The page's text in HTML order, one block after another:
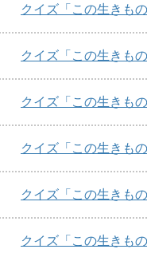
クイズ「この生きも
クイズ「この生きも
クイズ「この生きも
クイズ「この生きも
クイズ「この生きも
クイズ「この生きも